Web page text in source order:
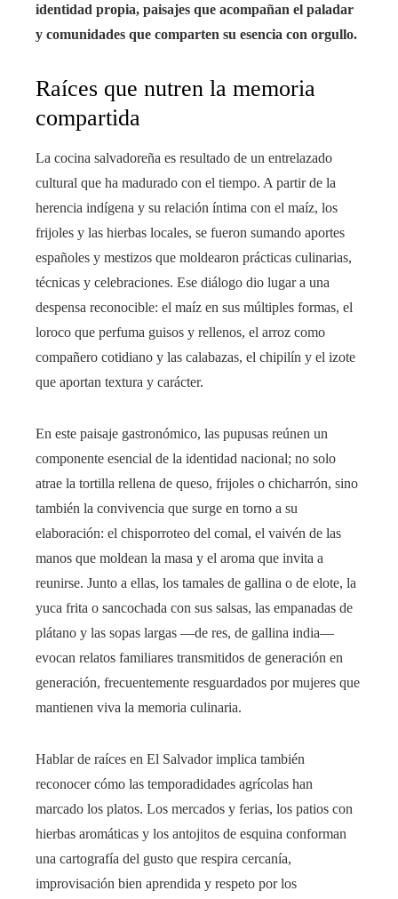
identidad propia, paisajes que acompañan el paladar
y comunidades que comparten su esencia con orgullo.
Raíces que nutren la memoria
compartida
La cocina salvadoreña es resultado de un entrelazado
cultural que ha madurado con el tiempo. A partir de la
herencia indígena y su relación íntima con el maíz, los
frijoles y las hierbas locales, se fueron sumando aportes
españoles y mestizos que moldearon prácticas culinarias,
técnicas y celebraciones. Ese diálogo dio lugar a una
despensa reconocible: el maíz en sus múltiples formas, el
loroco que perfuma guisos y rellenos, el arroz como
compañero cotidiano y las calabazas, el chipilín y el izote
que aportan textura y carácter.
En este paisaje gastronómico, las pupusas reúnen un
componente esencial de la identidad nacional; no solo
atrae la tortilla rellena de queso, frijoles o chicharrón, sino
también la convivencia que surge en torno a su
elaboración: el chisporroteo del comal, el vaivén de las
manos que moldean la masa y el aroma que invita a
reunirse. Junto a ellas, los tamales de gallina o de elote, la
yuca frita o sancochada con sus salsas, las empanadas de
plátano y las sopas largas —de res, de gallina india—
evocan relatos familiares transmitidos de generación en
generación, frecuentemente resguardados por mujeres que
mantienen viva la memoria culinaria.
Hablar de raíces en El Salvador implica también
reconocer cómo las temporadidades agrícolas han
marcado los platos. Los mercados y ferias, los patios con
hierbas aromáticas y los antojitos de esquina conforman
una cartografía del gusto que respira cercanía,
improvisación bien aprendida y respeto por los